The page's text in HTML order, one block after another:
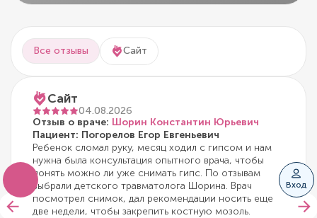
Вход
Все отзывы Сайт
Сайт
04.08.2026
Отзыв о враче: Шорин Константин Юрьевич
Пациент: Погорелов Егор Евгеньевич
Ребенок сломал руку, месяц ходил с гипсом и нам
нужна была консультация опытного врача, чтобы
понять можно ли уже снимать гипс. По отзывам
выбрали детского травматолога Шорина. Врач
посмотрел снимок, дал рекомендации носить еще
две недели, чтобы закрепить костную мозоль.